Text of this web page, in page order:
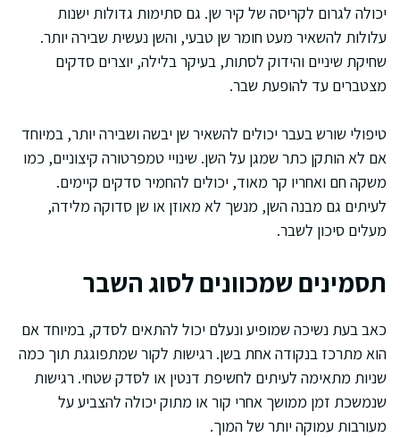
יכולה לגרום לקריסה של קיר שן. גם סתימות גדולות ישנות
עלולות להשאיר מעט חומר שן טבעי, והשן נעשית שבירה יותר.
שחיקת שיניים והידוק לסתות, בעיקר בלילה, יוצרים סדקים
מצטברים עד להופעת שבר.
טיפולי שורש בעבר יכולים להשאיר שן יבשה ושבירה יותר, במיוחד
אם לא הותקן כתר שמגן על השן. שינויי טמפרטורה קיצוניים, כמו
משקה חם ואחריו קר מאוד, יכולים להחמיר סדקים קיימים.
לעיתים גם מבנה השן, מנשך לא מאוזן או שן סדוקה מלידה,
מעלים סיכון לשבר.
תסמינים שמכוונים לסוג השבר
כאב בעת נשיכה שמופיע ונעלם יכול להתאים לסדק, במיוחד אם
הוא מתרכז בנקודה אחת בשן. רגישות לקור שמתפוגגת תוך כמה
שניות מתאימה לעיתים לחשיפת דנטין או לסדק שטחי. רגישות
שנמשכת זמן ממושך אחרי קור או מתוק יכולה להצביע על
מעורבות עמוקה יותר של המוך.